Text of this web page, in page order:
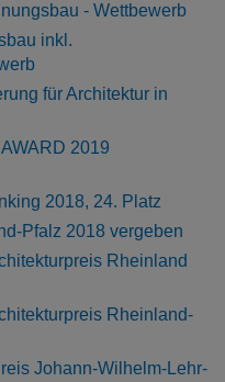
- Wettbewerb
inkl.
für Architektur in
2019
2018, 24. Platz
Pfalz 2018 vergeben
Rheinland
Rheinland-
Johann-Wilhelm-Lehr-